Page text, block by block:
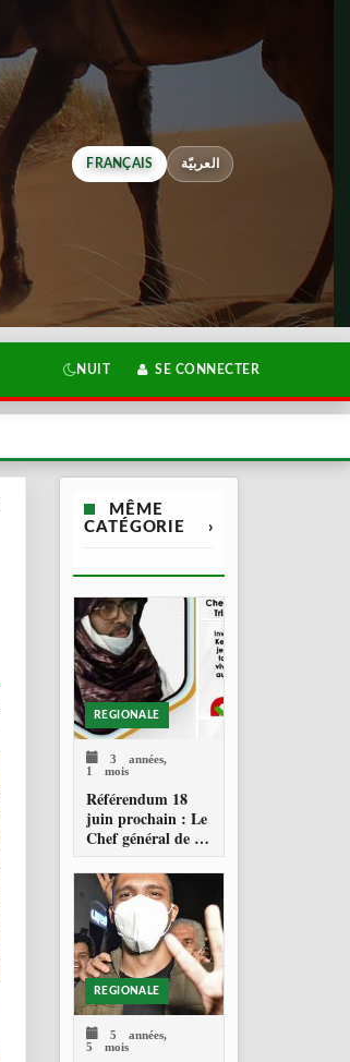
FRANÇAIS العربيّة
NUIT SE CONNECTER
MÊME
CATÉGORIE
›
REGIONALE
3 années,
1 mois
Référendum 18
juin prochain : Le
Chef général de la
tribu Kel Ançar
appelle à garantir
la victoire du «
Oui »
REGIONALE
5 années,
5 mois